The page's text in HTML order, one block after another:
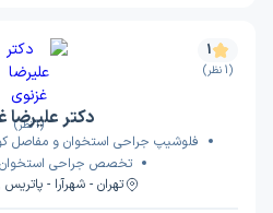
(1 نظر)
1
(1 نظر)
دکتر علیرضا
فلوشیپ جراحی استخوان و مفاصل
تخصص جراحی
تهران - شهرآرا - پاتریس , 1 مطب دیگر